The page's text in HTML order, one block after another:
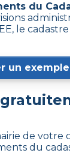
du
le
un
de votre
du